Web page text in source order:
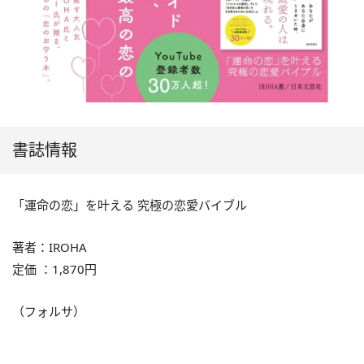
書誌情報
「運命の恋」を叶える 究極の恋愛バイブル
著者：IROHA
定価 ：1,870円
（フォルサ）